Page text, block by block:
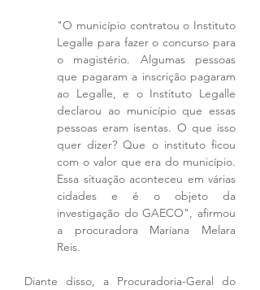
"O município contratou o Instituto
Legalle para fazer o concurso para
o magistério. Algumas pessoas
que pagaram a inscrição pagaram
ao Legalle, e o Instituto Legalle
declarou ao município que essas
pessoas eram isentas. O que isso
quer dizer? Que o instituto ficou
com o valor que era do município.
Essa situação aconteceu em várias
cidades e é o objeto da
investigação do GAECO", afirmou
a procuradora Mariana Melara
Reis.
Diante disso, a Procuradoria-Geral do